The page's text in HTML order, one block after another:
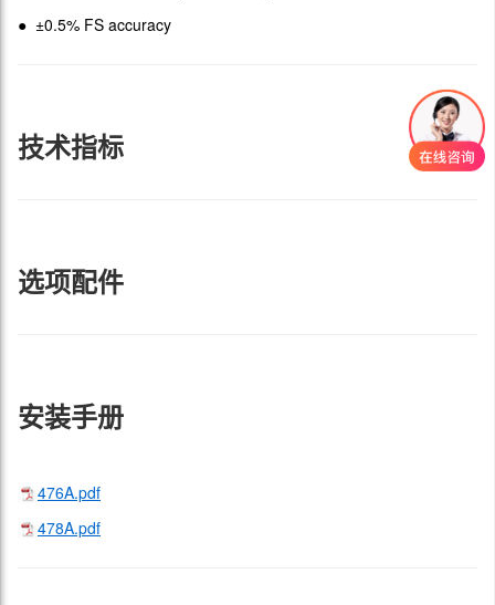
● ±0.5% FS accuracy
技术指标
选项配件
安装手册
476A.pdf
478A.pdf